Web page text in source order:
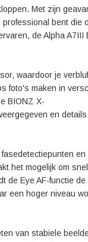
in de wereld van de
Met zijn
bent die
de Alpha A7III
waardoor je
foto's maken in
BIONZ X-
en
en
het mogelijk om snel
de Eye AF-functie de
een hoger niveau
van stabiele